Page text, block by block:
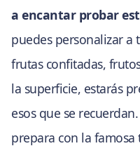
a encantar probar
puedes personalizar
frutas confitadas,
la superficie, estarás
esos que se
prepara con la famosa